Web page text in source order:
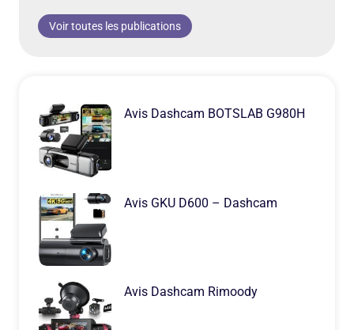
Voir toutes les publications
Avis Dashcam BOTSLAB G980H
Avis GKU D600 – Dashcam
Avis Dashcam Rimoody